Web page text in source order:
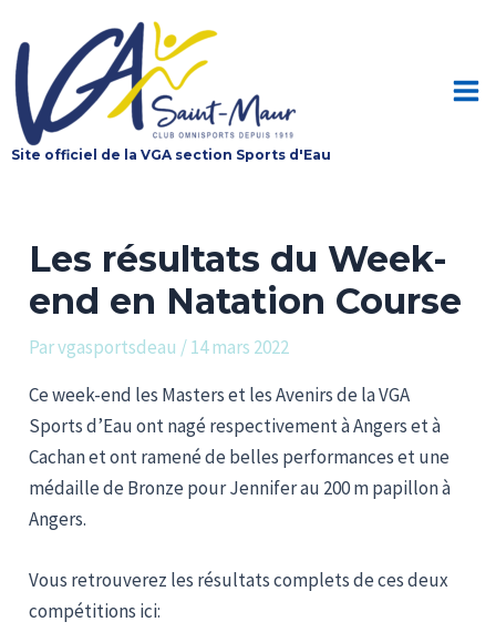
au
contenu
Site officiel de la VGA section Sports d'Eau
Les résultats du Week-
end en Natation Course
Parvgasportsdeau /14 mars 2022
Ce week-end les Masters et les Avenirs de la VGA
Sports d’Eau ont nagé respectivement à Angers et à
Cachan et ont ramené de belles performances et une
médaille de Bronze pour Jennifer au 200 m papillon à
Angers.
Vous retrouverez les résultats complets de ces deux
compétitions ici: